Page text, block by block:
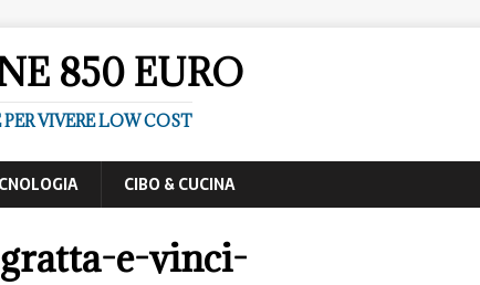
850 EURO
VIVERE LOW COST
CIBO & CUCINA
e-vinci-